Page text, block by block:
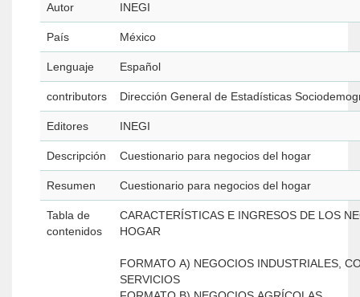
Autor INEGI
País México
Lenguaje Español
contributors Dirección General de Estadísticas
Editores INEGI
Descripción Cuestionario para negocios del hogar
Resumen Cuestionario para negocios del hogar
Tabla de
contenidos
CARACTERÍSTICAS E INGRESOS DE LOS
HOGAR
FORMATO A) NEGOCIOS INDUSTRIALES,
SERVICIOS